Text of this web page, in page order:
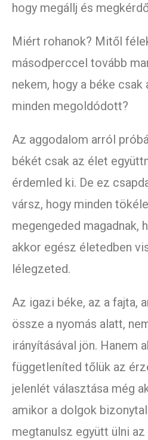
hogy megállj és
Miért rohanok? Mitől
másodperccel tovább
nekem, hogy a béke csak
minden megoldódott?
Az aggodalom arról
békét csak az élet
érdemled ki. De ez
vársz, hogy minden
megengeded magadnak,
akkor egész életedben
lélegzeted.
Az igazi béke, az a fajta,
össze a nyomás alatt,
irányításával jön. Hanem
függetleníted tőlük az
jelenlét választása még
amikor a dolgok
megtanulsz együtt ülni